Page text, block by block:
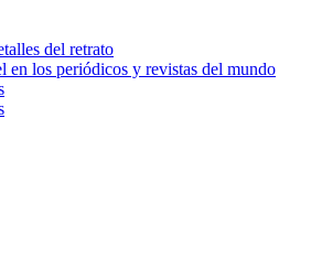
del retrato
en los periódicos y revistas del mundo